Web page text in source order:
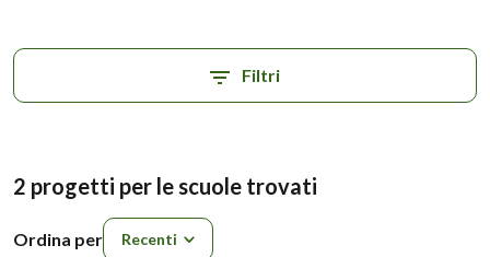
Filtri
2 progetti per le scuole trovati
Ordina perOrdina per